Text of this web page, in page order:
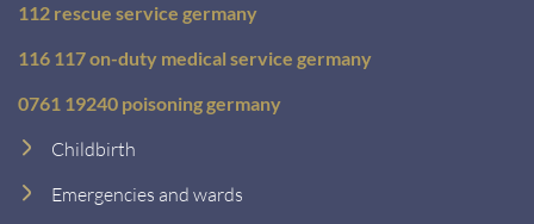
112 rescue service germany
116 117 on-duty medical service germany
0761 19240 poisoning germany
Childbirth
Emergencies and wards